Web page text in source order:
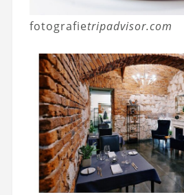
fotografietripadvisor.com